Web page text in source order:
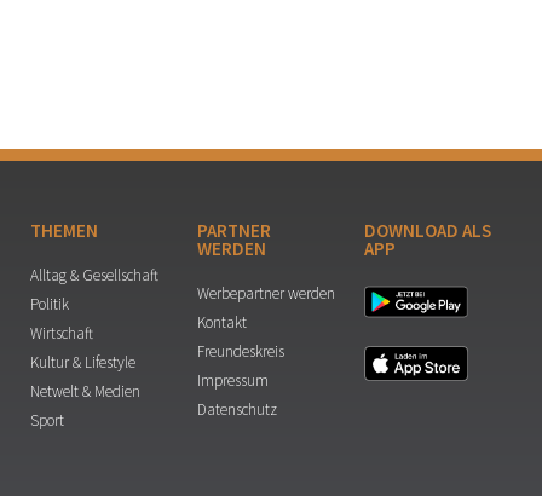
THEMEN
Alltag & Gesellschaft
Politik
Wirtschaft
Kultur & Lifestyle
Netwelt & Medien
Sport
PARTNER
WERDEN
Werbepartner werden
Kontakt
Freundeskreis
Impressum
Datenschutz
DOWNLOAD ALS
APP